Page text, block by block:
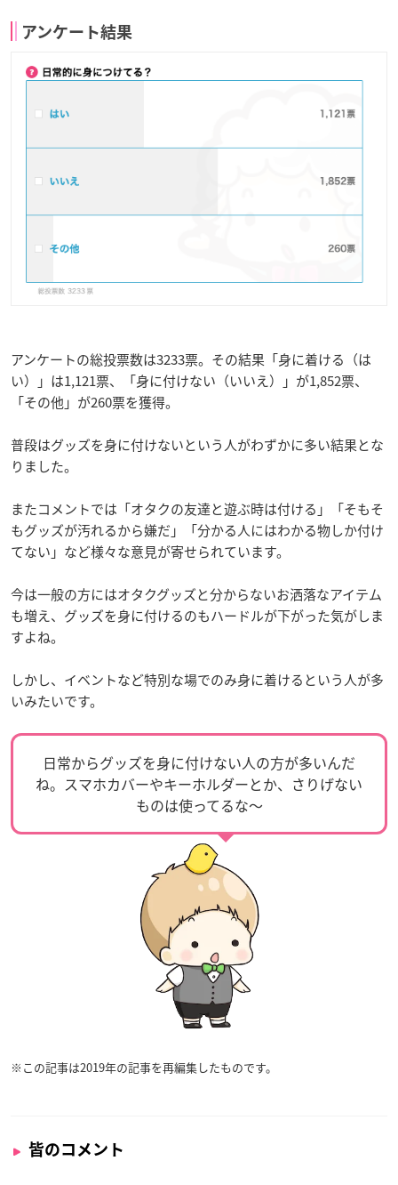
アンケート結果
アンケートの総投票数は3233票。その結果「身に着ける（は
い）」は1,121票、「身に付けない（いいえ）」が1,852票、
「その他」が260票を獲得。
普段はグッズを身に付けないという人がわずかに多い結果とな
りました。
またコメントでは「オタクの友達と遊ぶ時は付ける」「そもそ
もグッズが汚れるから嫌だ」「分かる人にはわかる物しか付け
てない」など様々な意見が寄せられています。
今は一般の方にはオタクグッズと分からないお洒落なアイテム
も増え、グッズを身に付けるのもハードルが下がった気がしま
すよね。
しかし、イベントなど特別な場でのみ身に着けるという人が多
いみたいです。
日常からグッズを身に付けない人の方が多いんだ
ね。スマホカバーやキーホルダーとか、さりげない
ものは使ってるな〜
※この記事は2019年の記事を再編集したものです。
皆のコメント